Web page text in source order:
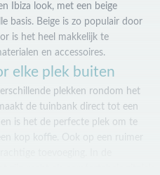
Ibiza look, met een beige
basis. Beige is zo populair door
is het heel makkelijk te
en accessoires.
elke plek buiten
plekken rondom het
de tuinbank direct tot een
is het de perfecte plek om te